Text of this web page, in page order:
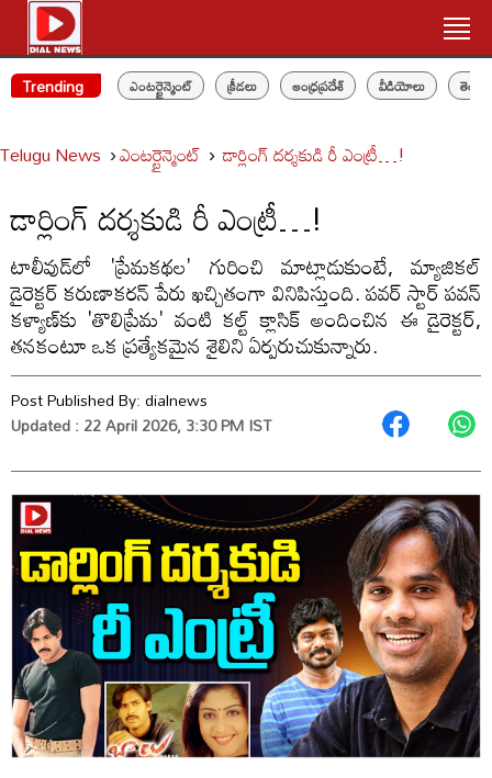
Trending ఎంటర్టైన్మెంట్ క్రీడలు ఆంధ్రప్రదేశ్ వీడియోలు
Telugu News ఎంటర్టైన్మెంట్ డార్లింగ్ దర్శకుడి రీ ఎంట్రీ…!
డార్లింగ్ దర్శకుడి రీ ఎంట్రీ…!
టాలీవుడ్‌లో 'ప్రేమకథల' గురించి మాట్లాడుకుంటే, మ్యాజికల్
డైరెక్టర్ కరుణాకరన్ పేరు ఖచ్చితంగా వినిపిస్తుంది. పవర్ స్టార్ పవన్
కళ్యాణ్‌కు 'తొలిప్రేమ' వంటి కల్ట్ క్లాసిక్ అందించిన ఈ డైరెక్టర్,
తనకంటూ ఒక ప్రత్యేకమైన శైలిని ఏర్పరుచుకున్నారు.
Post Published By:dialnews
Updated : 22 April 2026, 3:30 PM IST